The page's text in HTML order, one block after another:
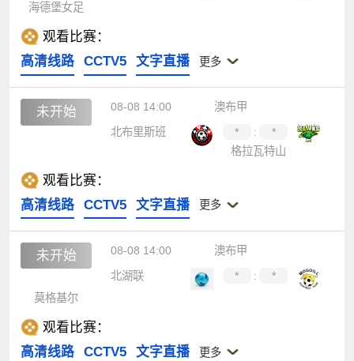
海德堡女足
观看比赛：
高清线路
CCTV5 文字直播 更多
未开始 08-08 14:00
澳布甲
北布里斯班
* :
*
格拉瓦特山
观看比赛：
高清线路
CCTV5 文字直播 更多
未开始 08-08 14:00
澳布甲
北湖联
* :
*
莫格基尔
观看比赛：
高清线路
CCTV5 文字直播 更多